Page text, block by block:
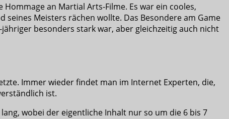
an Martial Arts-Filme. Es war ein cooles,
Meisters rächen wollte. Das Besondere am Game
besonders stark war, aber gleichzeitig auch nicht
Immer wieder findet man im Internet Experten, die,
ist.
wobei der eigentliche Inhalt nur so um die 6 bis 7